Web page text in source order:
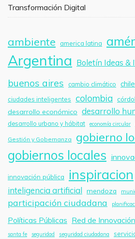
Transformación Digital
ambiente america latina
Argentina Boletín Ideas &
buenos aires
cambio climático chile
ciudades inteligentes colombia
desarrollo económico desarrollo
desarrollo urbano y hábitat economía circular
Gestión y Gobernanza gobierno
gobiernos locales
innovación pública inspiracion
inteligencia artificial mendoza
participación ciudadana
Políticas Públicas Red de
santa fe seguridad seguridad ciudadana